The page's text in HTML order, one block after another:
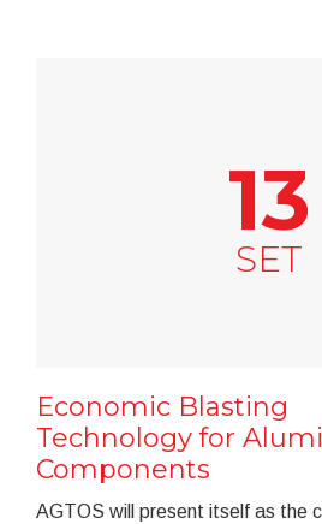
13
SET
Economic Blasting
Technology for
Components
AGTOS will present itself as the